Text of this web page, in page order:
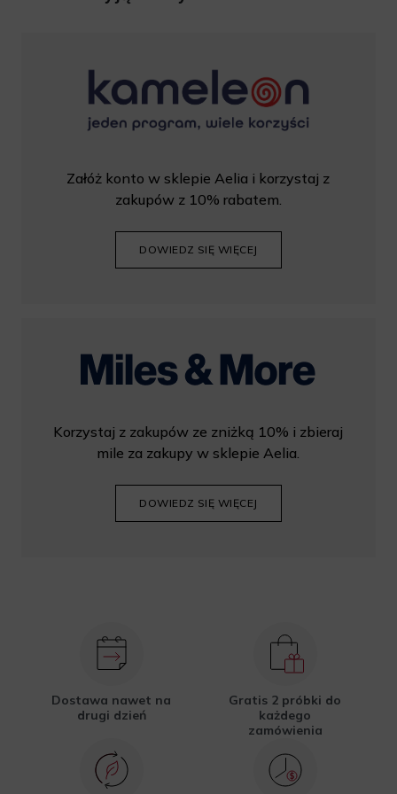
Załóż konto w sklepie Aelia i korzystaj z
zakupów z 10% rabatem.
DOWIEDZ SIĘ WIĘCEJ
Korzystaj z zakupów ze zniżką 10% i zbieraj
mile za zakupy w sklepie Aelia.
DOWIEDZ SIĘ WIĘCEJ
Dostawa nawet na
drugi dzień
Gratis 2 próbki do
każdego
zamówienia